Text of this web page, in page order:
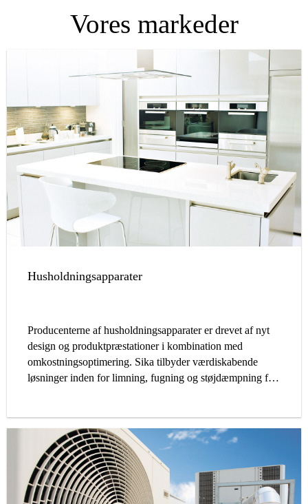
Vores markeder
Husholdningsapparater
Producenterne af husholdningsapparater er drevet af nyt
design og produktpræstationer i kombination med
omkostningsoptimering. Sika tilbyder værdiskabende
løsninger inden for limning, fugning og støjdæmpning for